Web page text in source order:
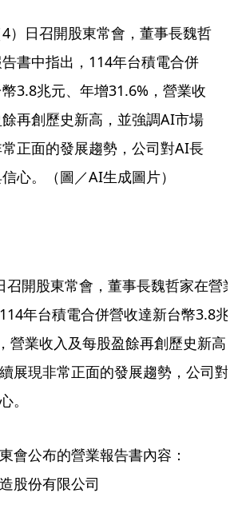
）日召開股東常會，董事長魏哲
書中指出，114年台積電合併
3.8兆元、年增31.6%，營業收
再創歷史新高，並強調AI市場
正面的發展趨勢，公司對AI長
心。（圖／AI生成圖片）
召開股東常會，董事長魏哲家在營
年台積電合併營收達新台幣3.8兆
營業收入及每股盈餘再創歷史新高
展現非常正面的發展趨勢，公司對
。
會公布的營業報告書內容：
股份有限公司